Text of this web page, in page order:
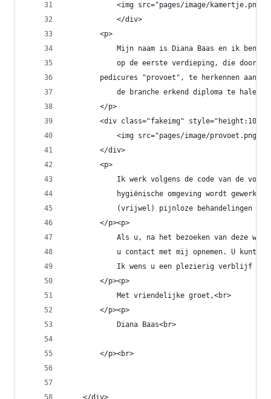
<img src="pages/image/kamertje.png"
            </div>
        <p>
Mijn naam is Diana Baas en ik ben
op de eerste verdieping, die door
pedicures "provoet", te herkennen aan
de branche erkend diploma te
        </p>
<div class="fakeimg"
<img src="pages/image/provoet.png"
        </div>
        <p>
Ik werk volgens de code van de
hygiënische omgeving wordt
(vrijwel) pijnloze behandelingen te
        </p><p>
Als u, na het bezoeken van deze
u contact met mij opnemen. U kunt
Ik wens u een plezierig verblijf
        </p><p>
            Met vriendelijke groet,<br>
        </p><p>
            Diana Baas<br>
        </p><br>
    </div>